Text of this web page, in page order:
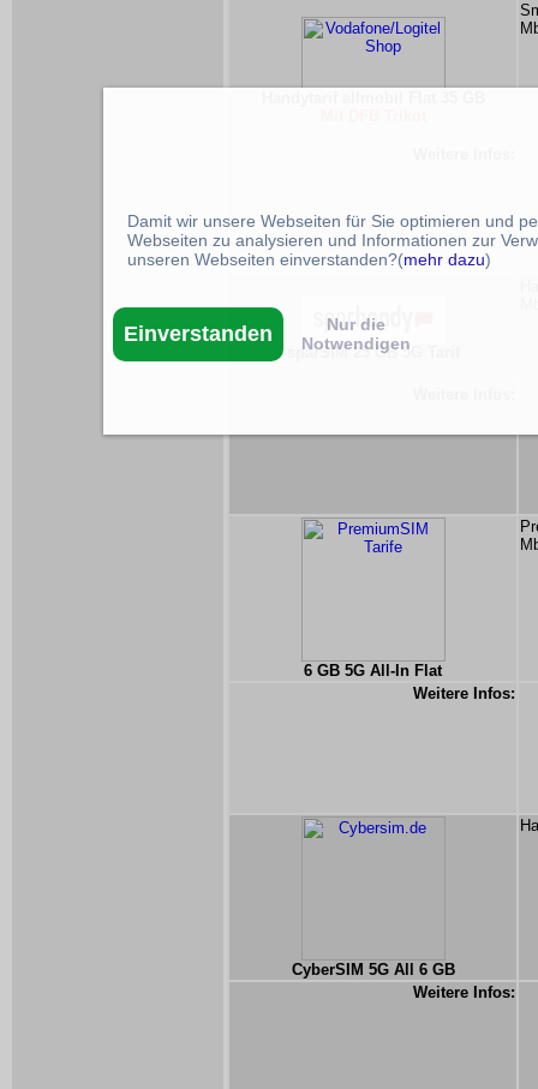
sparSIM 25 GB 5G Tarif
6 GB 5G All-In Flat
Weitere Infos:
CyberSIM 5G All 6 GB
Weitere Infos:
Damit wir unsere Webseiten für Sie optimieren und
Webseiten zu analysieren und Informationen zur
unseren Webseiten einverstanden?(mehr dazu)
Einverstanden
Nur die
Notwendigen